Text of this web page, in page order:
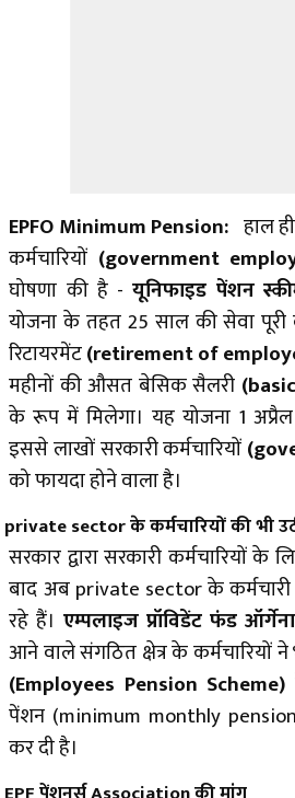
EPFO Minimum Pension: हाल
कर्मचारियों (government
घोषणा की है -यूनिफाइड पेंशन
योजना के तहत 25 साल की सेवा पूरी
रिटायरमेंट(retirement of
महीनों की औसत बेसिक सैलरी
के रूप में मिलेगा। यह योजना 1
इससे लाखों सरकारी कर्मचारियों
को फायदा होने वाला है।
private sectorके कर्मचारियों की भी
सरकार द्वारा सरकारी कर्मचारियों
बाद अब private sector के
रहे हैं।एम्पलाइज प्रॉविडेंट फंड
आने वाले संगठित क्षेत्र के कर्मचारियों ने
(Employees Pension Scheme)
पेंशन (minimum monthly
कर दी है।